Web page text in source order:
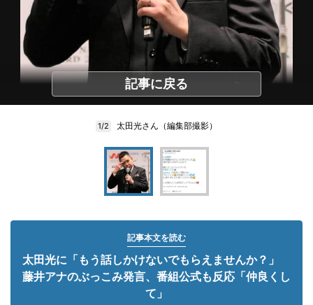
記事に戻る
1/2 太田光さん（編集部撮影）
記事本文を読む
太田光に「もう話しかけないでもらえませんか？」
藤井アナのぶっこみ発言、番組公式も反応「仲良くし
て」